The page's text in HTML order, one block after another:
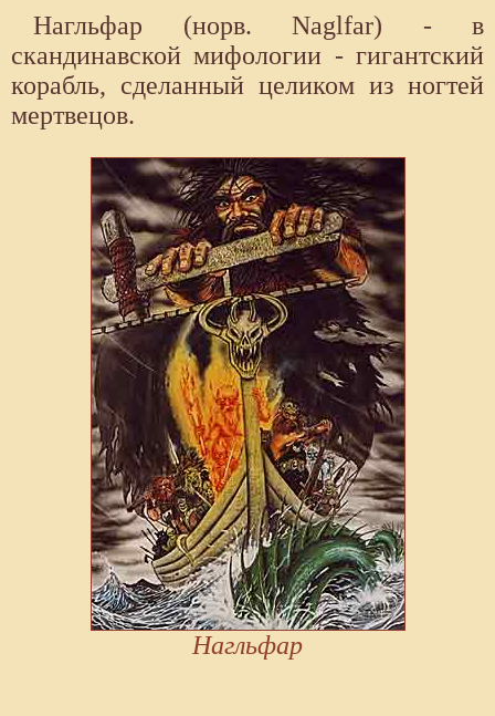
Нагльфар (норв. Naglfar) - в
скандинавской мифологии - гигантский
корабль, сделанный целиком из ногтей
мертвецов.
Нагльфар